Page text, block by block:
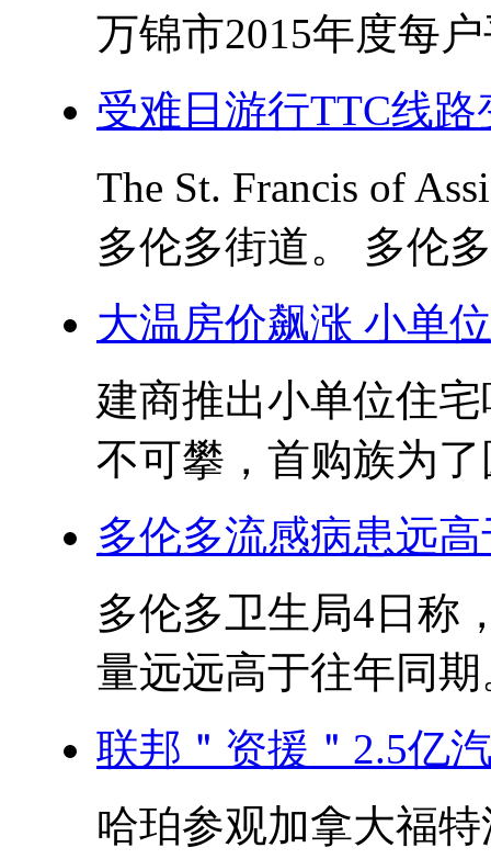
万锦市2015年度每
受难日游行TTC线路
The St. Francis of
多伦多街道。 多伦
大温房价飙涨 小单
建商推出小单位住
不可攀，首购族为
多伦多流感病患远
多伦多卫生局4日称
量远远高于往年同
联邦＂资援＂2.5亿
哈珀参观加拿大福